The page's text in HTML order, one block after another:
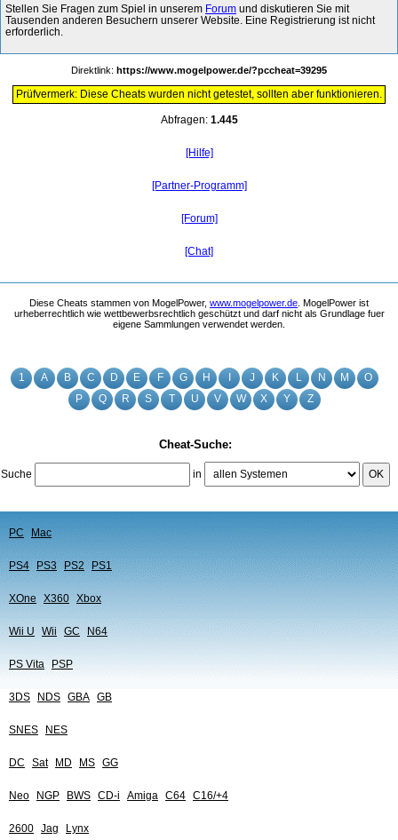
1 A B C D E F G H J K L N M
O
P
Q R S T U V W X Y Z
Cheat-Suche:
Suche in OK
PC Mac
PS4 PS3 PS2 PS1
XOne X360 Xbox
Wii U Wii GC N64
PS Vita PSP
3DS NDS GBA GB
SNES NES
DC Sat MD MS GG
Neo NGP BWS CD-i Amiga C64 C16/+4
2600 Jag Lynx
Stellen Sie Fragen zum Spiel in unserem Forum und diskutieren Sie mit
Tausenden anderen Besuchern unserer Website. Eine Registrierung ist nicht
erforderlich.
Direktlink: https://www.mogelpower.de/?pccheat=39295
Prüfvermerk: Diese Cheats wurden nicht getestet, sollten aber funktionieren.
Abfragen: 1.445
[Hilfe]
[Partner-Programm]
[Forum]
[Chat]
Diese Cheats stammen von MogelPower, www.mogelpower.de . MogelPower ist
urheberrechtlich wie wettbewerbsrechtlich geschützt und darf nicht als Grundlage fuer
eigene Sammlungen verwendet werden.